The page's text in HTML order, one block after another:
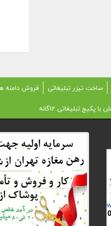
ساخت تیزر تبلیغاتی فروش دامنه
پکیج تبلیغاتی 12گانه